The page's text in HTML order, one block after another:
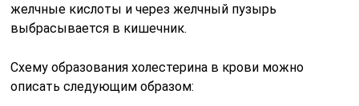
желчные кислоты и через желчный пузырь
выбрасывается в кишечник.
Схему образования холестерина в крови можно
описать следующим образом: